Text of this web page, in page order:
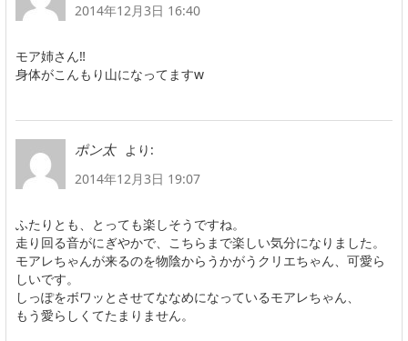
2014年12月3日 16:40
モア姉さん‼︎
身体がこんもり山になってますw
ポン太
より:
2014年12月3日 19:07
ふたりとも、とっても楽しそうですね。
走り回る音がにぎやかで、こちらまで楽しい気分になりました。
モアレちゃんが来るのを物陰からうかがうクリエちゃん、可愛ら
しいです。
しっぽをボワッとさせてななめになっているモアレちゃん、
もう愛らしくてたまりません。